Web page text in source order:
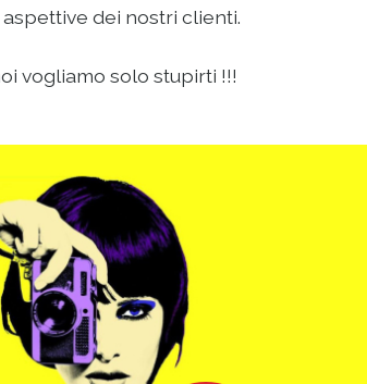
dei nostri clienti.
vogliamo solo stupirti !!!